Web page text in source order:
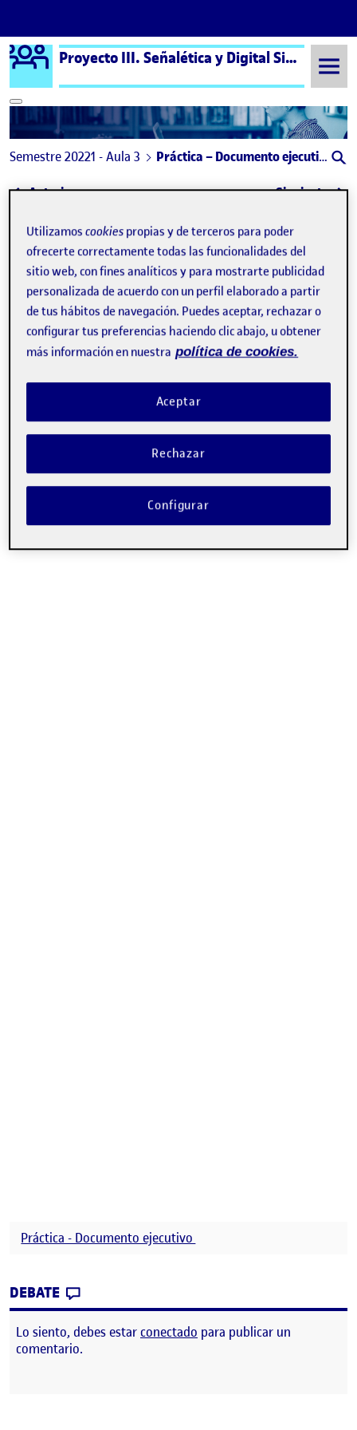
Saltar al contenido
Logo Ágora Proyecto III. Señalética y Digital Signage aula 3
Semestre 20221 - Aula 3 Práctica – Documento ejecutivo
Navegación de entradas
Anterior: PEC4 – Aplicación Siguiente:
Publicado porPráctica – Documento
Publicado por
Lorena Claramunt Aparicio
Visibilidad:
Pública -Fecha de publicación
9 Ene 2023 -comentarioen Práctica – Documento ejecutivo
Holaa!
Aqui dejo mi Documento ejecutivo!
Práctica - Documento ejecutivo
DEBATE
Lo siento, debes estarconectado para publicar un
comentario.
Utilizamoscookies propias y de terceros para poder
ofrecerte correctamente todas las funcionalidades del
sitio web, con fines analíticos y para mostrarte publicidad
personalizada de acuerdo con un perfil elaborado a partir
de tus hábitos de navegación. Puedes aceptar, rechazar o
configurar tus preferencias haciendo clic abajo, u obtener
más información en nuestra política de cookies.
Rechazar
Aceptar
Configurar